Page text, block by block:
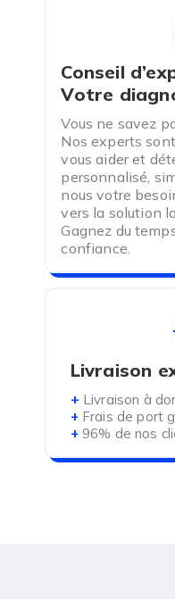
Conseil
Votre
Vous ne savez
Nos experts
vous aider et
personnalisé,
nous votre
vers la solution
Gagnez du
confiance.
Livraison
+ Livraison à
+ Frais de port
+ 96% de nos